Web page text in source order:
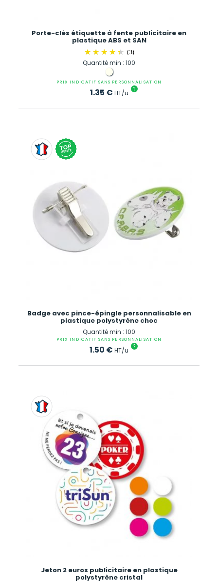
Porte-clés étiquette à fente publicitaire en
plastique ABS et SAN
(3)
Quantité min : 100
PRIX INDICATIF SANS PERSONNALISATION
1.35 € HT/u ?
Badge avec pince-épingle personnalisable en
plastique polystyrène choc
Quantité min : 100
PRIX INDICATIF SANS PERSONNALISATION
1.50 € HT/u ?
Jeton 2 euros publicitaire en plastique
polystyrène cristal